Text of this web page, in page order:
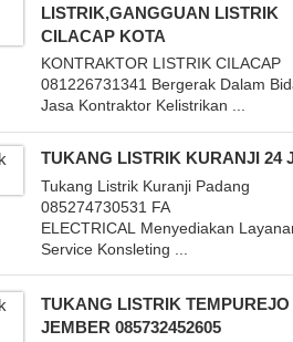
LISTRIK,GANGGUAN LISTRIK
CILACAP KOTA
KONTRAKTOR LISTRIK CILACAP
081226731341 Bergerak Dalam
Jasa Kontraktor Kelistrikan ...
TUKANG LISTRIK KURANJI 24
Tukang Listrik Kuranji Padang
085274730531 FA
ELECTRICAL Menyediakan
Service Konsleting ...
TUKANG LISTRIK TEMPUREJO
JEMBER 085732452605